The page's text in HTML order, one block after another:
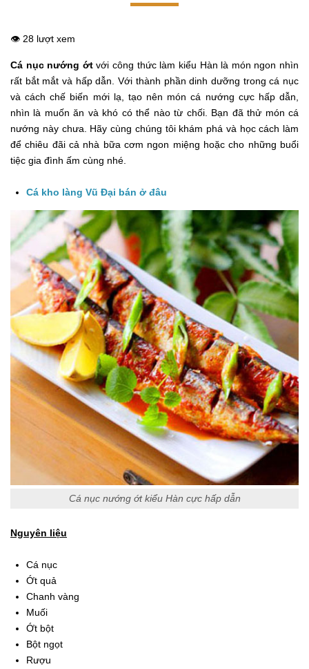
👁️ 28 lượt xem
Cá nục nướng ớtvới công thức làm kiểu Hàn là món ngon nhìn
rất bắt mắt và hấp dẫn. Với thành phần dinh dưỡng trong cá nục
và cách chế biến mới lạ, tạo nên món cá nướng cực hấp dẫn,
nhìn là muốn ăn và khó có thể nào từ chối. Bạn đã thử món cá
nướng này chưa. Hãy cùng chúng tôi khám phá và học cách làm
để chiêu đãi cả nhà bữa cơm ngon miệng hoặc cho những buổi
tiệc gia đình ấm cùng nhé.
Cá kho làng Vũ Đại bán ở đâu
Cá nục nướng ớt kiểu Hàn cực hấp dẫn
Nguyên liệu
Cá nục
Ớt quả
Chanh vàng
Muối
Ớt bột
Bột ngọt
Rượu